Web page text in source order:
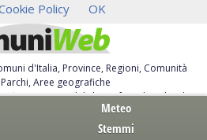
Policy OK
d'Italia, Province, Regioni, Comunità
Aree geografiche
moduli, leggi, free download
Meteo
Stemmi